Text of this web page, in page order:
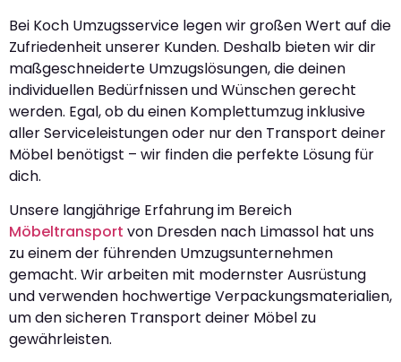
Bei Koch Umzugsservice legen wir großen Wert auf die
Zufriedenheit unserer Kunden. Deshalb bieten wir dir
maßgeschneiderte Umzugslösungen, die deinen
individuellen Bedürfnissen und Wünschen gerecht
werden. Egal, ob du einen Komplettumzug inklusive
aller Serviceleistungen oder nur den Transport deiner
Möbel benötigst – wir finden die perfekte Lösung für
dich.
Unsere langjährige Erfahrung im Bereich
Möbeltransport von Dresden nach Limassol hat uns
zu einem der führenden Umzugsunternehmen
gemacht. Wir arbeiten mit modernster Ausrüstung
und verwenden hochwertige Verpackungsmaterialien,
um den sicheren Transport deiner Möbel zu
gewährleisten.